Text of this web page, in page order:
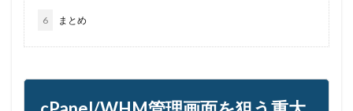
6 まとめ